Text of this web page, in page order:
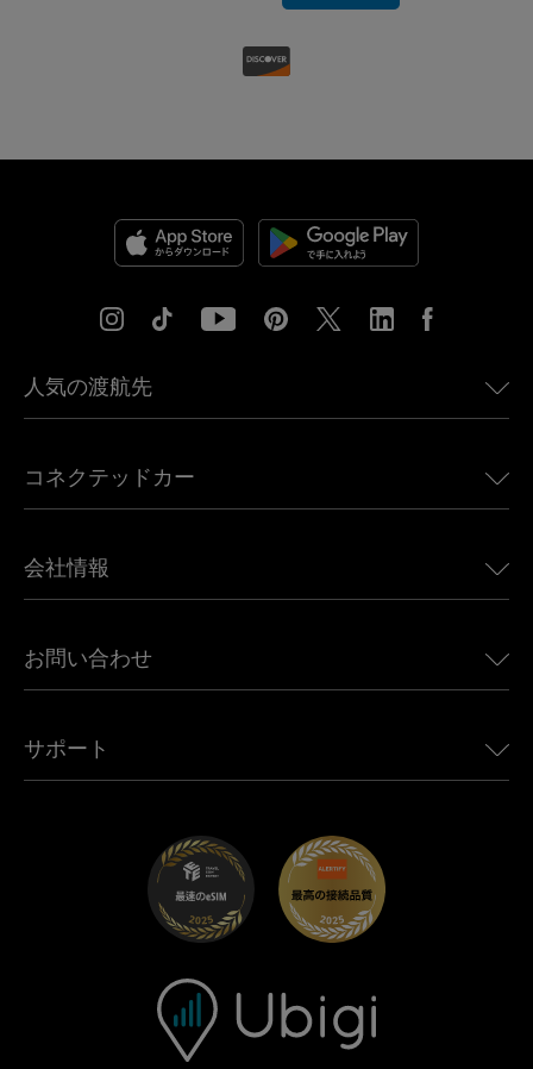
人気の渡航先
ヨーロッパ向けeSIM
カナダ向けeSIM
アフリカ向けeSIM
すべての目的地を見る
コネクテッドカー
Land Rover向けUbigi
Jeep向けUbigi
Mini向けUbigi
Maserati向けUbigi
会社情報
Ubigi関連プレス
Ubigiアプリ
お問い合わせ
アフェリエイトプログラム
サポート
トラブルシューティング
ヘルプセンター
お問い合わせ先